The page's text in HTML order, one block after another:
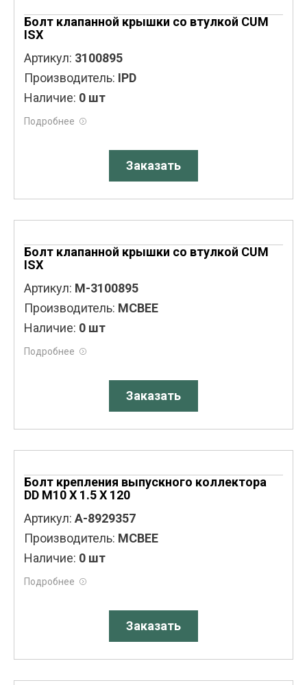
Болт клапанной крышки со втулкой CUM
ISX
Артикул: 3100895
Производитель: IPD
Наличие: 0 шт
Подробнее
Заказать
Болт клапанной крышки со втулкой CUM
ISX
Артикул: M-3100895
Производитель: MCBEE
Наличие: 0 шт
Подробнее
Заказать
Болт крепления выпускного коллектора
DD M10 X 1.5 X 120
Артикул: A-8929357
Производитель: MCBEE
Наличие: 0 шт
Подробнее
Заказать